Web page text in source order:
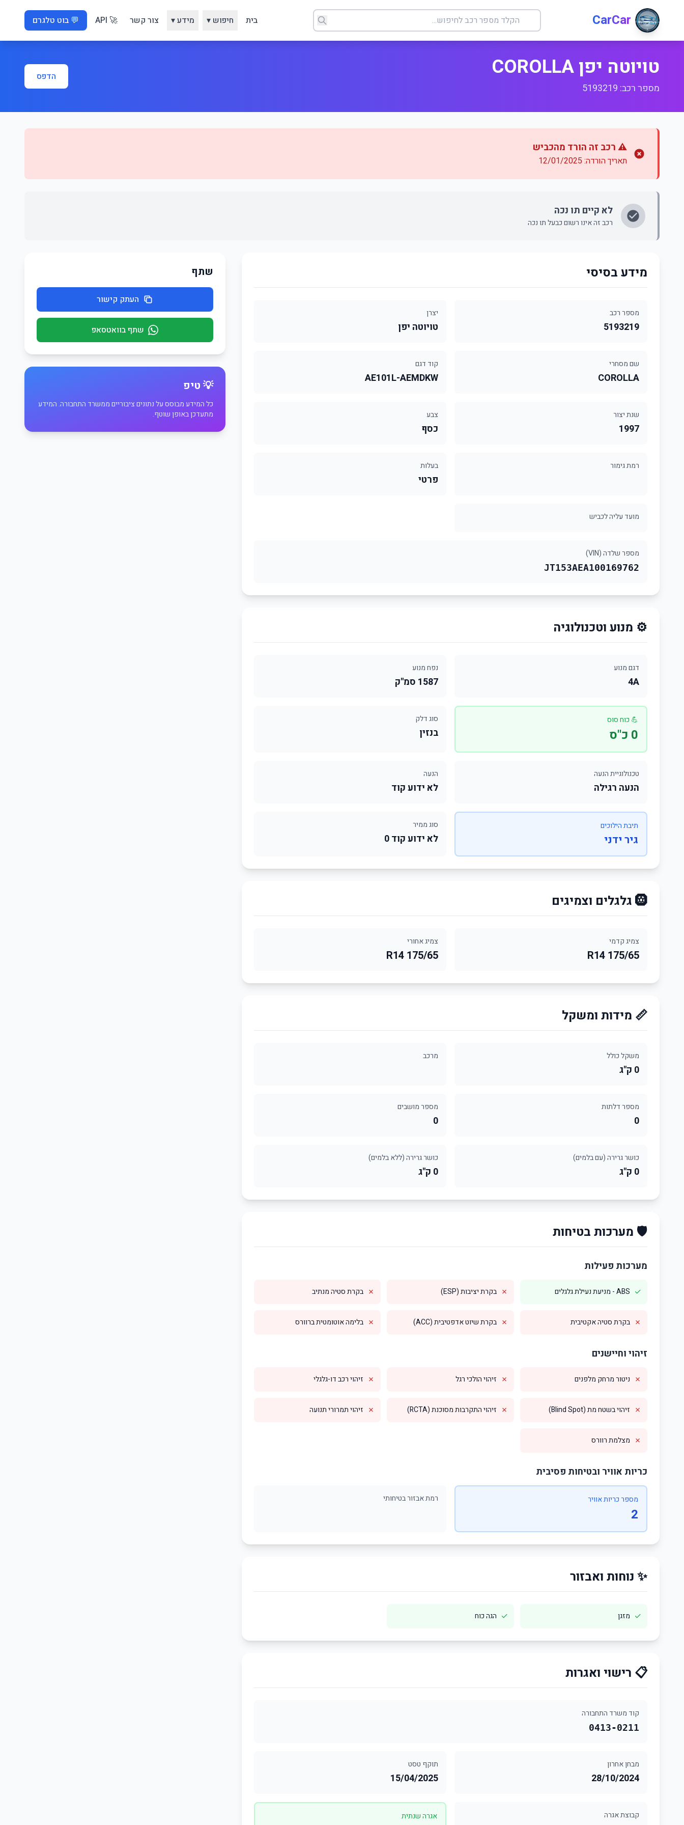
CarCar בית חיפוש ▾ מידע ▾ צור קשר 🚀 API 💬 בוט טלגרם
טויוטה יפן COROLLA
מספר רכב: 5193219
הדפס
⚠️ רכב זה הורד מהכביש
תאריך הורדה: 12/01/2025
לא קיים תו נכה
רכב זה אינו רשום כבעל תו נכה
מידע בסיסי
מספר רכב
5193219
יצרן
טויוטה יפן
שם מסחרי
COROLLA
קוד דגם
AE101L-AEMDKW
שנת יצור
1997
צבע
כסף
רמת גימור בעלות
פרטי
מועד עליה לכביש
מספר שלדה (VIN)
JT153AEA100169762
⚙️ מנוע וטכנולוגיה
דגם מנוע
4A
נפח מנוע
1587 סמ"ק
💪 כוח סוס
0 כ"ס
סוג דלק
בנזין
טכנולוגיית הנעה
הנעה רגילה
הנעה
לא ידוע קוד
תיבת הילוכים
גיר ידני
סוג ממיר
לא ידוע קוד 0
🛞 גלגלים וצמיגים
צמיג קדמי
175/65 R14
צמיג אחורי
175/65 R14
📏 מידות ומשקל
משקל כולל
0 ק"ג
מרכב
מספר דלתות
0
מספר מושבים
0
כושר גרירה (עם בלמים)
0 ק"ג
כושר גרירה (ללא בלמים)
0 ק"ג
🛡️ מערכות בטיחות
מערכות פעילות
✓ ABS - מניעת נעילת גלגלים ✗ בקרת יציבות (ESP) ✗ בקרת סטיה מנתיב
✗ בקרת סטיה אקטיבית ✗ בקרת שיוט אדפטיבית (ACC) ✗ בלימה אוטומטית ברוורס
זיהוי וחיישנים
✗ ניטור מרחק מלפנים ✗ זיהוי הולכי רגל ✗ זיהוי רכב דו-גלגלי
✗ זיהוי בשטח מת (Blind Spot) ✗ זיהוי התקרבות מסוכנת (RCTA) ✗ זיהוי תמרורי תנועה
✗ מצלמת רוורס
כריות אוויר ובטיחות פסיבית
מספר כריות אוויר
2
רמת אבזור בטיחותי
✨ נוחות ואבזור
✓ מזגן ✓ הגה כוח
📋 רישוי ואגרות
קוד משרד התחבורה
0413-0211
מבחן אחרון
28/10/2024
תוקף טסט
15/04/2025
קבוצת אגרה אגרה שנתית
שתף
העתק קישור
שתף בוואטסאפ
💡 טיפ
כל המידע מבוסס על נתונים ציבוריים ממשרד התחבורה. המידע
מתעדכן באופן שוטף.